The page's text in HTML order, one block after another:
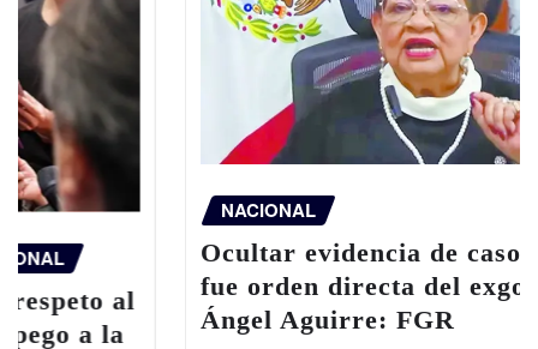
NACIONAL
Ocultar evidencia de caso Ayotzinapa
fue orden directa del exgobernador
Ángel Aguirre: FGR